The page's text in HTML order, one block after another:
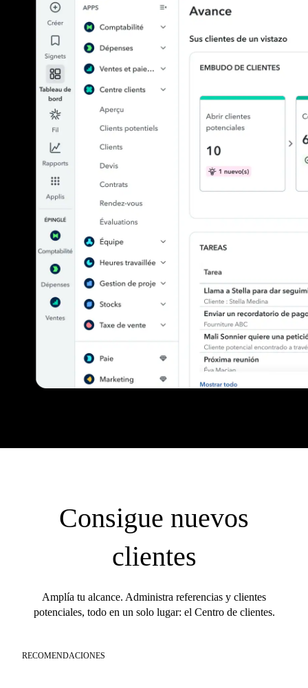
Consigue nuevos
clientes
Amplía tu alcance. Administra referencias y clientes
potenciales, todo en un solo lugar: el Centro de clientes.
RECOMENDACIONES